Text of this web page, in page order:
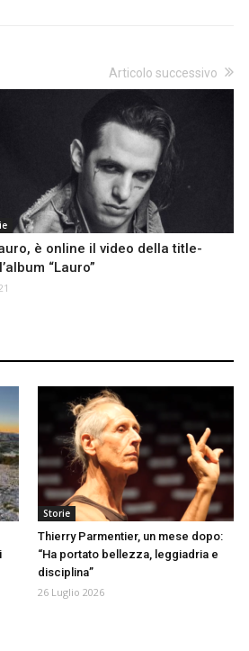
Articolo successivo
è online il video della title-
“Lauro”
Storie
Thierry Parmentier, un mese dopo:
“Ha portato bellezza, leggiadria e
disciplina”
26 Luglio 2026